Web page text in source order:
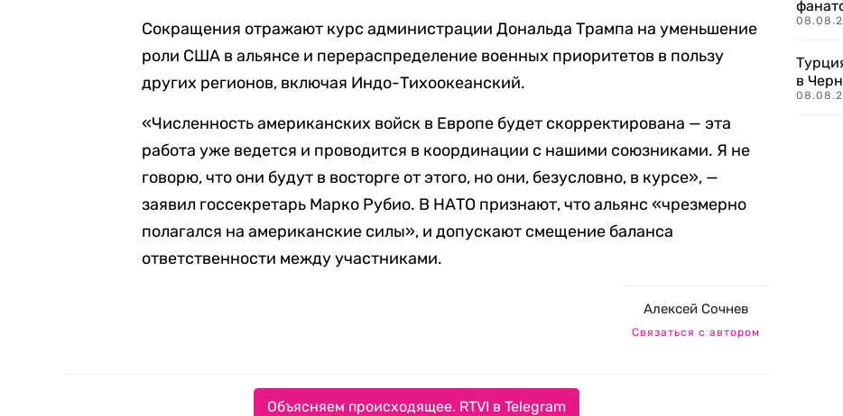
Сокращения отражают курс администрации Дональда Трампа на уменьшение
роли США в альянсе и перераспределение военных приоритетов в пользу
других регионов, включая Индо-Тихоокеанский.
«Численность американских войск в Европе будет скорректирована — эта
работа уже ведется и проводится в координации с нашими союзниками. Я не
говорю, что они будут в восторге от этого, но они, безусловно, в курсе», —
заявил госсекретарь Марко Рубио. В НАТО признают, что альянс «чрезмерно
полагался на американские силы», и допускают смещение баланса
ответственности между участниками.
Алексей Сочнев
Связаться с автором
Объясняем происходящее. RTVI в Telegram
в